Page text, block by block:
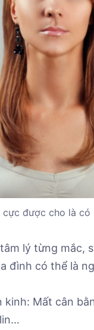
cực được cho là có
lý từng mắc,
đình có thể là
kinh: Mất cân